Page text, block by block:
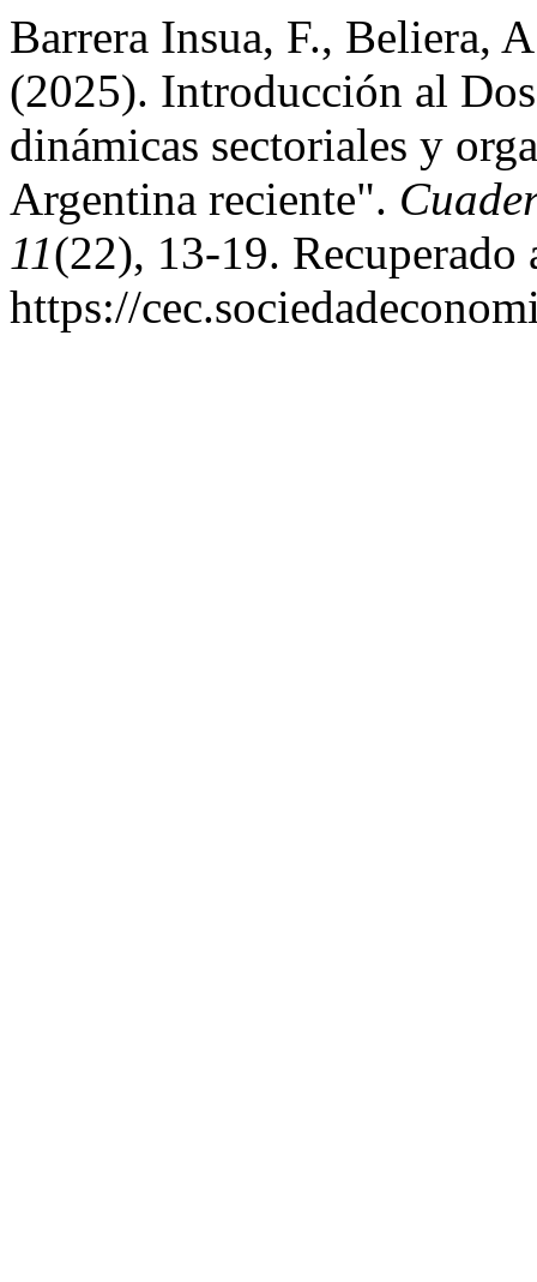
Barrera Insua, F., Beliera,
(2025). Introducción al
dinámicas sectoriales y
Argentina reciente".
11(22), 13-19. Recuperado
https://